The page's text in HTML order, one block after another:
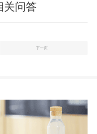
关问答
下一页